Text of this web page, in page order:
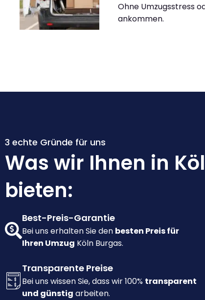
Ohne Umzugsstress
ankommen.
3 echte Gründe für uns
Was wir Ihnen in
bieten:
Best-Preis-Garantie
Bei uns erhalten Sie den besten Preis für
Ihren Umzug Köln Burgas.
Transparente Preise
Bei uns wissen Sie, dass wir 100% transparent
und günstig arbeiten.